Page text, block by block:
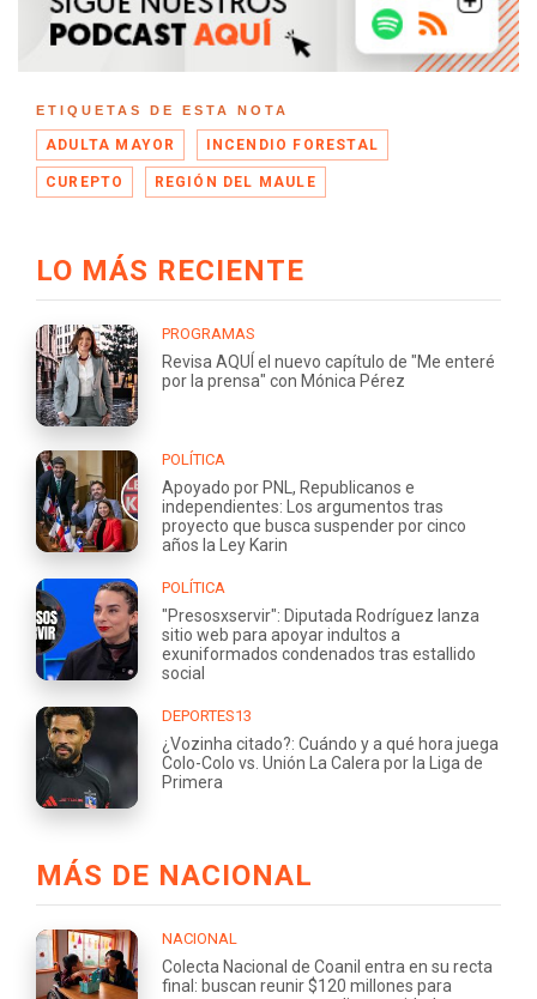
ETIQUETAS DE ESTA NOTA
ADULTA MAYOR INCENDIO FORESTAL
CUREPTO REGIÓN DEL MAULE
LO MÁS RECIENTE
PROGRAMAS
Revisa AQUÍ el nuevo capítulo de "Me enteré
por la prensa" con Mónica Pérez
POLÍTICA
Apoyado por PNL, Republicanos e
independientes: Los argumentos tras
proyecto que busca suspender por cinco
años la Ley Karin
POLÍTICA
"Presosxservir": Diputada Rodríguez lanza
sitio web para apoyar indultos a
exuniformados condenados tras estallido
social
DEPORTES13
¿Vozinha citado?: Cuándo y a qué hora juega
Colo-Colo vs. Unión La Calera por la Liga de
Primera
MÁS DE NACIONAL
NACIONAL
Colecta Nacional de Coanil entra en su recta
final: buscan reunir $120 millones para